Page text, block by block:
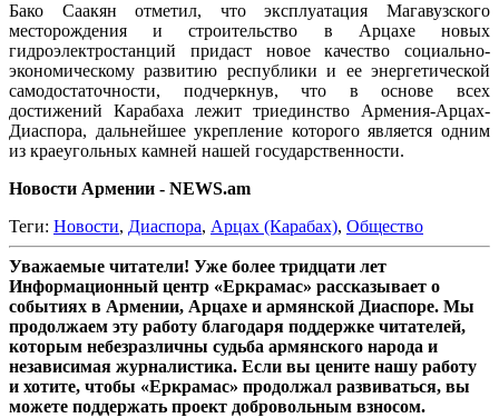
Бако Саакян отметил, что эксплуатация Магавузского
месторождения и строительство в Арцахе новых
гидроэлектростанций придаст новое качество социально-
экономическому развитию республики и ее энергетической
самодостаточности, подчеркнув, что в основе всех
достижений Карабаха лежит триединство Армения-Арцах-
Диаспора, дальнейшее укрепление которого является одним
из краеугольных камней нашей государственности.
Новости Армении - NEWS.am
Теги: Новости, Диаспора, Арцах (Карабах), Общество
Уважаемые читатели! Уже более тридцати лет
Информационный центр «Еркрамас» рассказывает о
событиях в Армении, Арцахе и армянской Диаспоре. Мы
продолжаем эту работу благодаря поддержке читателей,
которым небезразличны судьба армянского народа и
независимая журналистика. Если вы цените нашу работу
и хотите, чтобы «Еркрамас» продолжал развиваться, вы
можете поддержать проект добровольным взносом.